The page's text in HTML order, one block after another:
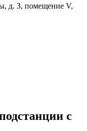
д. 3, помещение V,
с